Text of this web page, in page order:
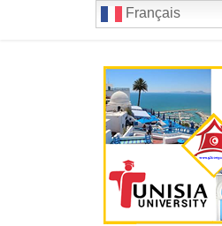
Aujourd’hui JEUDI,
Français